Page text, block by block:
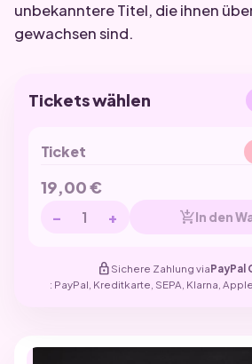
unbekanntere Titel, die ihnen
gewachsen sind.
Tickets wählen
Ticket
19,00€
− + add_shopping_cartIn den
lock Sichere Zahlung viaPayPal
: PayPal, Kreditkarte, SEPA, Klarna,